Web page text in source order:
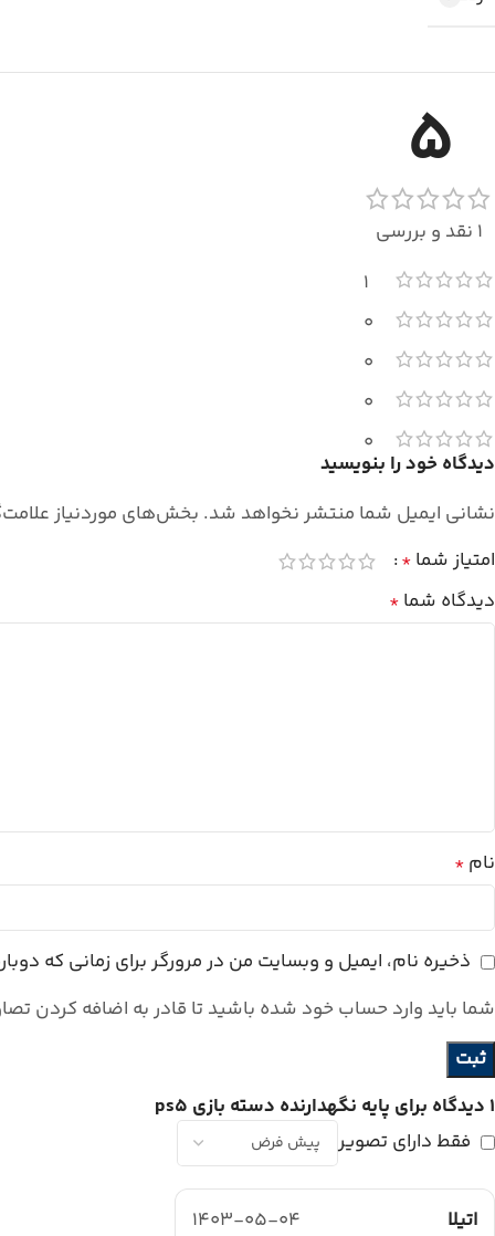
5
1 نقد و بررسی
1
0
0
0
0
1 دیدگاه برای
پایه نگهدارنده دسته بازی ps5
فقط دارای تصویر
اتیلا 1403-05-04
دیدگاه خود را بنویسید
نشانی ایمیل شما منتشر نخواهد شد. بخش‌های موردنیاز
امتیاز شما *
دیدگاه شما *
نام *
ذخیره نام، ایمیل و وبسایت من در مرورگر برای زمانی که
شما باید وارد حساب خود شده باشید تا قادر به اضافه کردن